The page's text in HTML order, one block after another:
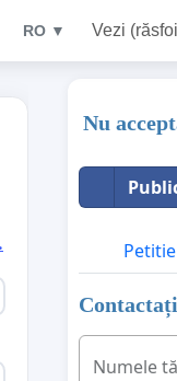
RO ▼ Vezi
Nu
Petitie
Numele